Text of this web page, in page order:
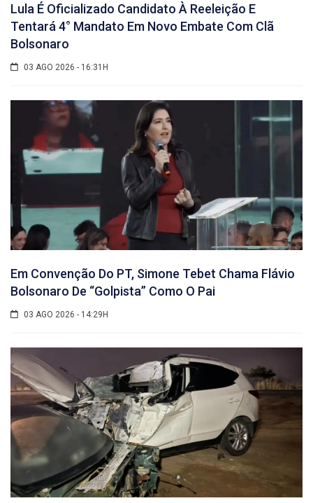
Lula É Oficializado Candidato À Reeleição E
Tentará 4° Mandato Em Novo Embate Com Clã
Bolsonaro
03 AGO 2026 - 16:31H
Em Convenção Do PT, Simone Tebet Chama Flávio
Bolsonaro De “golpista” Como O Pai
03 AGO 2026 - 14:29H